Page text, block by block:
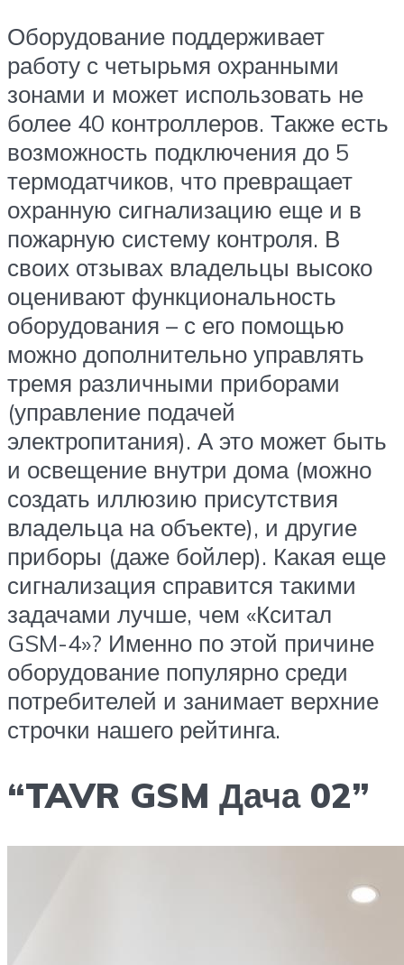
Оборудование поддерживает
работу с четырьмя охранными
зонами и может использовать не
более 40 контроллеров. Также есть
возможность подключения до 5
термодатчиков, что превращает
охранную сигнализацию еще и в
пожарную систему контроля. В
своих отзывах владельцы высоко
оценивают функциональность
оборудования – с его помощью
можно дополнительно управлять
тремя различными приборами
(управление подачей
электропитания). А это может быть
и освещение внутри дома (можно
создать иллюзию присутствия
владельца на объекте), и другие
приборы (даже бойлер). Какая еще
сигнализация справится такими
задачами лучше, чем «Кситал
GSM-4»? Именно по этой причине
оборудование популярно среди
потребителей и занимает верхние
строчки нашего рейтинга.
“TAVR GSM Дача 02”